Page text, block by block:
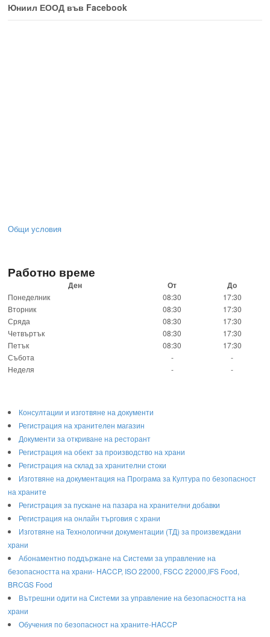
Юниил ЕООД във Facebook
Общи условия
Работно време
Ден От До
Понеделник 08:30
17:30
Вторник
08:30
17:30
Сряда
08:30
17:30
Четвъртък
08:30
17:30
Петък
08:30
17:30
Събота
-
-
Неделя
- -
Консултации и изготвяне на документи
Регистрация на хранителен магазин
Документи за откриване на ресторант
Регистрация на обект за производство на храни
Регистрация на склад за хранителни стоки
Изготвяне на документация на Програма за Култура по безопасност
на храните
Регистрaция за пускане на пазара на хранителни добавки
Регистрация на онлайн търговия с храни
Изготвяне на Технологични документации (ТД) за произвеждани
храни
Абонаментно поддържане на Системи за управление на
безопасността на храни- HACCP, ISO 22000, FSCC 22000,IFS Food,
BRCGS Food
Вътрешни одити на Системи за управление на безопасността на
храни
Обучения по безопасност на храните-HACCP